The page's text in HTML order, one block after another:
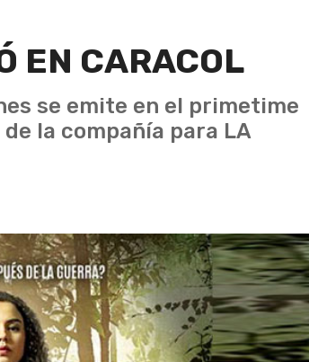
EN CARACOL
se emite en el primetime
la compañía para LA